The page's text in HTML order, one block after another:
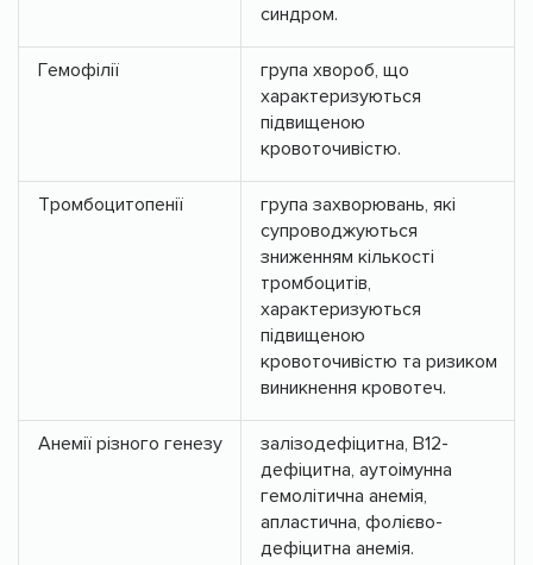
синдром.
Гемофілії
група хвороб, що
характеризуються
підвищеною
кровоточивістю.
Тромбоцитопенії
група захворювань, які
супроводжуються
зниженням кількості
тромбоцитів,
характеризуються
підвищеною
кровоточивістю та ризиком
виникнення кровотеч.
Анемії різного генезу
залізодефіцитна, В12-
дефіцитна, аутоімунна
гемолітична анемія,
апластична, фолієво-
дефіцитна анемія.